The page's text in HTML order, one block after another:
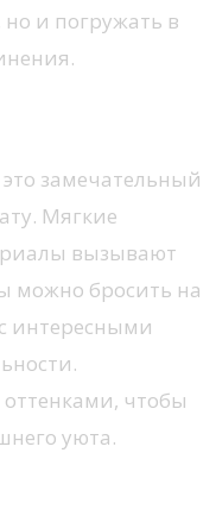
и погружать в
замечательный
Мягкие
вызывают
можно бросить на
интересными
чтобы
уюта.